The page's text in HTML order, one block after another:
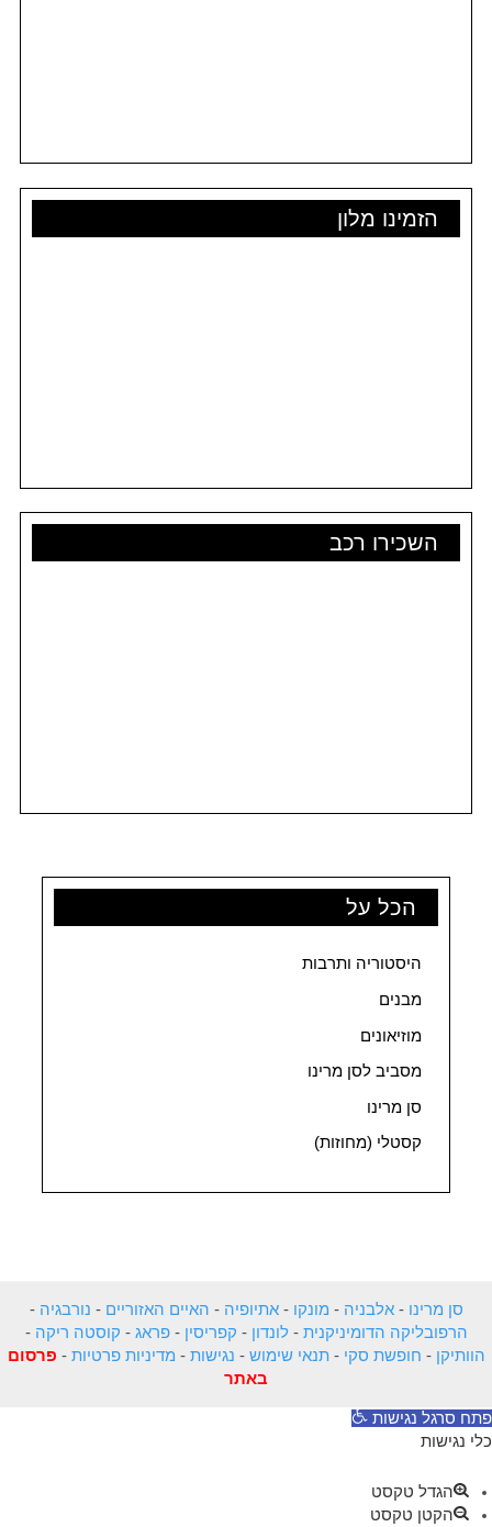
הזמינו מלון
השכירו רכב
הכל על
היסטוריה ותרבות
מבנים
מוזיאונים
מסביב לסן מרינו
סן מרינו
קסטלי (מחוזות)
סן מרינו -אלבניה - מונקו -אתיופיה - האיים האזוריים - נורבגיה -
הרפובליקה הדומיניקנית -לונדון - קפריסין -פראג - קוסטה ריקה -
הוותיקן - חופשת סקי -תנאי שימוש - נגישות - מדיניות פרטיות - פרסום
באתר
פתח סרגל נגישות
כלי נגישות
הגדל טקסט
הקטן טקסט